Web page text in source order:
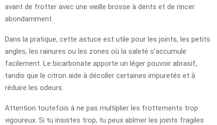
avant de frotter avec une vieille brosse à dents et de rincer
abondamment.
Dans la pratique, cette astuce est utile pour les joints, les petits
angles, les rainures ou les zones où la saleté s’accumule
facilement. Le bicarbonate apporte un léger pouvoir abrasif,
tandis que le citron aide à décoller certaines impuretés et à
réduire les odeurs.
Attention toutefois à ne pas multiplier les frottements trop
vigoureux. Si tu insistes trop, tu peux abîmer les joints fragiles